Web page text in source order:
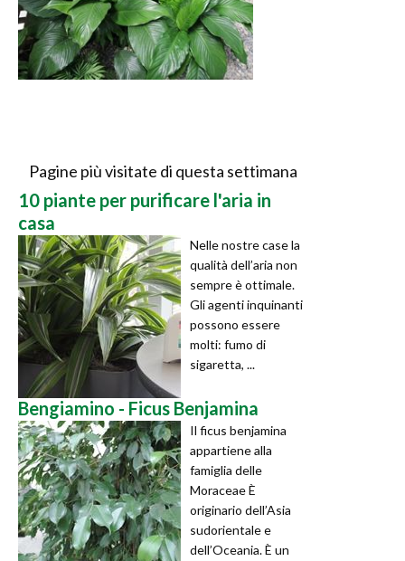
Pagine più visitate di questa settimana
10 piante per purificare l'aria in
casa
Nelle nostre case la
qualità dell’aria non
sempre è ottimale.
Gli agenti inquinanti
possono essere
molti: fumo di
sigaretta, ...
Bengiamino - Ficus Benjamina
Il ficus benjamina
appartiene alla
famiglia delle
Moraceae È
originario dell’Asia
sudorientale e
dell’Oceania. È un